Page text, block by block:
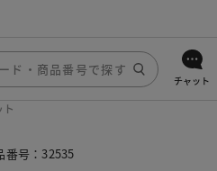
チャット
番号：32535